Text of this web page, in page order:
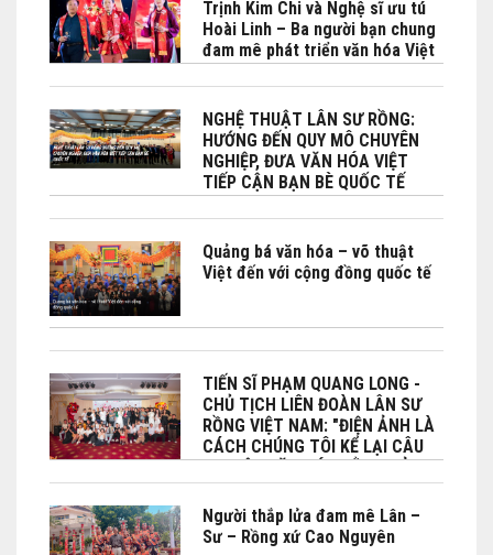
Paris
Trịnh Kim Chi và Nghệ sĩ ưu tú
Hoài Linh – Ba người bạn chung
đam mê phát triển văn hóa Việt
đặc biệt là Lân sư rồng
NGHỆ THUẬT LÂN SƯ RỒNG:
HƯỚNG ĐẾN QUY MÔ CHUYÊN
NGHIỆP, ĐƯA VĂN HÓA VIỆT
TIẾP CẬN BẠN BÈ QUỐC TẾ
Quảng bá văn hóa – võ thuật
Việt đến với cộng đồng quốc tế
TIẾN SĨ PHẠM QUANG LONG -
CHỦ TỊCH LIÊN ĐOÀN LÂN SƯ
RỒNG VIỆT NAM: "ĐIỆN ẢNH LÀ
CÁCH CHÚNG TÔI KỂ LẠI CÂU
CHUYỆN VĂN HÓA BẰNG CẢM
XÚC"
Người thắp lửa đam mê Lân –
Sư – Rồng xứ Cao Nguyên